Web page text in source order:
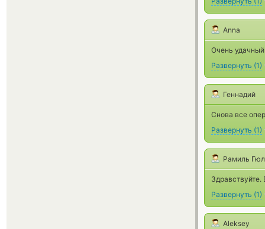
Anna
Очень удачный
Развернуть (1)
Геннадий
Снова все
Развернуть (1)
Рамиль
Развернуть (1)
Aleksey